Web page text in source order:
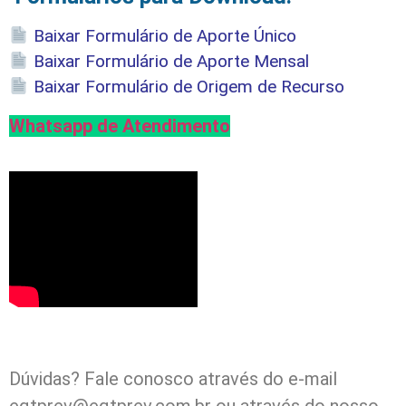
Baixar Formulário de Aporte Único
Baixar Formulário de Aporte Mensal
Baixar Formulário de Origem de Recurso
Whatsapp de Atendimento
Dúvidas? Fale conosco através do e-mail